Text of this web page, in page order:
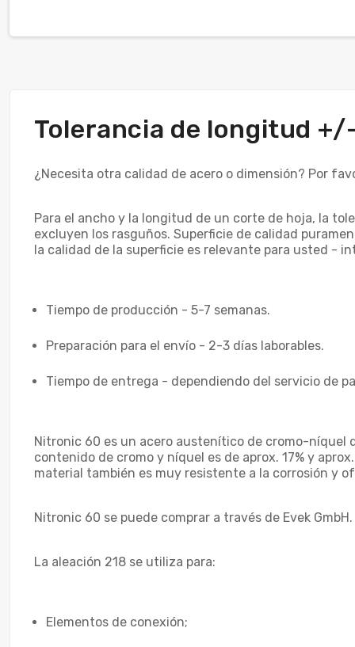
Tolerancia de longitud
¿Necesita otra calidad de acero o dimensión? Por
Para el ancho y la longitud de un corte de hoja, la
excluyen los rasguños. Superficie de calidad
la calidad de la superficie es relevante para usted -
Tiempo de producción - 5-7 semanas.
Preparación para el envío - 2-3 días laborables.
Tiempo de entrega - dependiendo del servicio de
Nitronic 60 es un acero austenítico de cromo-níquel
contenido de cromo y níquel es de aprox. 17% y
material también es muy resistente a la corrosión y
Nitronic 60 se puede comprar a través de Evek
La aleación 218 se utiliza para:
Elementos de conexión;